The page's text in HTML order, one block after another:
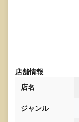
店舗情報
店名
ジャンル